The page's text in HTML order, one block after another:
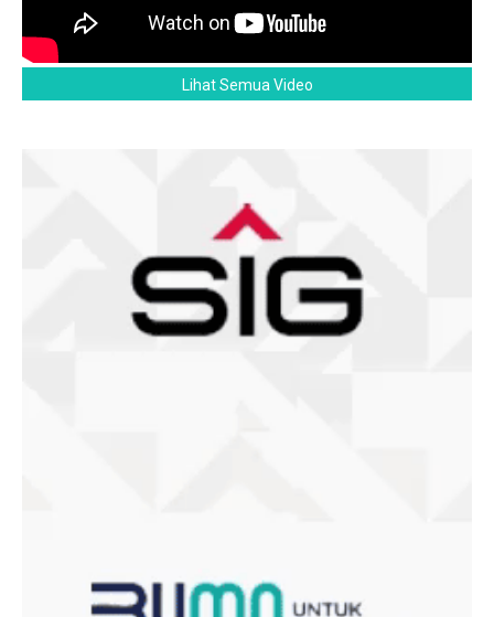
Lihat Semua Video